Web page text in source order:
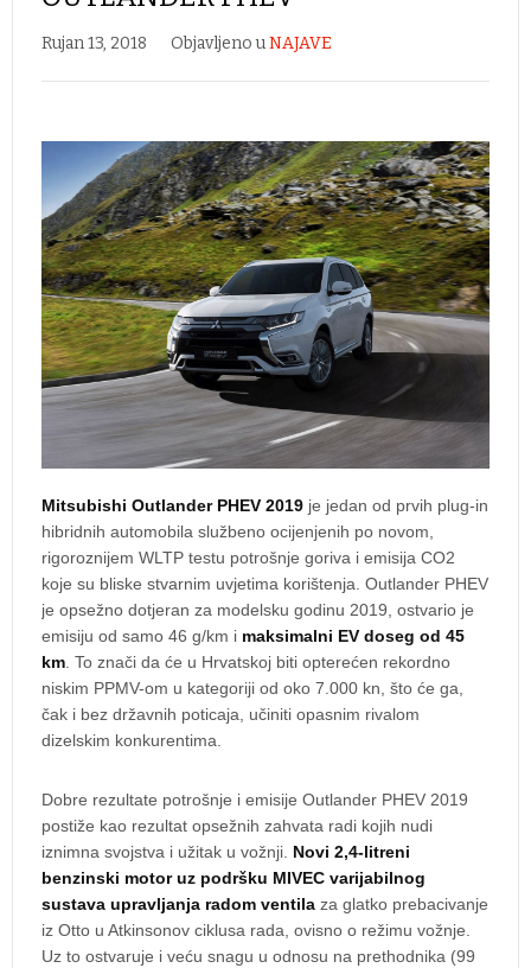
Rujan 13, 2018 Objavljeno uNAJAVE
Mitsubishi Outlander PHEV 2019 je jedan od prvih plug-in
hibridnih automobila službeno ocijenjenih po novom,
rigoroznijem WLTP testu potrošnje goriva i emisija CO2
koje su bliske stvarnim uvjetima korištenja. Outlander PHEV
je opsežno dotjeran za modelsku godinu 2019, ostvario je
emisiju od samo 46 g/km i maksimalni EV doseg od 45
km . To znači da će u Hrvatskoj biti opterećen rekordno
niskim PPMV-om u kategoriji od oko 7.000 kn, što će ga,
čak i bez državnih poticaja, učiniti opasnim rivalom
dizelskim konkurentima.
Dobre rezultate potrošnje i emisije Outlander PHEV 2019
postiže kao rezultat opsežnih zahvata radi kojih nudi
iznimna svojstva i užitak u vožnji. Novi 2,4-litreni
benzinski motor uz podršku MIVEC varijabilnog
sustava upravljanja radom ventila za glatko prebacivanje
iz Otto u Atkinsonov ciklusa rada, ovisno o režimu vožnje.
Uz to ostvaruje i veću snagu u odnosu na prethodnika (99